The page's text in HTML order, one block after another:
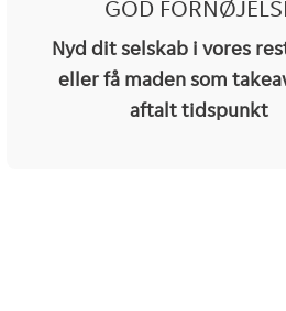
GOD
Nyd dit selskab i vores
eller få maden som
aftalt tidspunkt